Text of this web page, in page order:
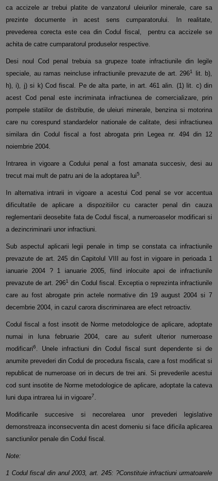
ca accizele ar trebui platite de vanzatorul uleiurilor minerale, care sa
prezinte documente in acest sens cumparatorului. In realitate,
prevederea corecta este cea din Codul fiscal,
pentru ca accizele se
achita de catre cumparatorul produselor respective.
Desi noul Cod penal trebuia sa grupeze toate infractiunile din legile
speciale, au ramas neincluse infractiunile prevazute de art. 2961
lit. b),
h), i), j) si k) Cod fiscal. Pe de alta parte, in art. 461 alin. (1) lit. c) din
acest Cod penal este incriminata infractiunea de comercializare, prin
pompele statiilor de distributie, de uleiuri minerale, benzina si motorina
care nu corespund standardelor nationale de calitate, desi infractiunea
similara din Codul fiscal a fost abrogata prin Legea nr. 494 din 12
noiembrie 2004.
Intrarea in vigoare a Codului penal a fost amanata succesiv, desi au
trecut mai mult de patru ani de la adoptarea lui5.
In alternativa intrarii in vigoare a acestui Cod penal se vor accentua
dificultatile de aplicare a dispozitiilor cu caracter penal din cauza
reglementarii deosebite fata de Codul fiscal, a numeroaselor modificari si
a dezincriminarii unor infractiuni.
Sub aspectul aplicarii legii penale in timp se constata ca infractiunile
prevazute de art. 245 din Capitolul VIII au fost in vigoare in perioada 1
ianuarie 2004 ? 1 ianuarie 2005, fiind inlocuite apoi de infractiunile
prevazute de art. 2961 din Codul fiscal. Exceptia o reprezinta infractiunile
care au fost abrogate prin actele normative din 19 august 2004 si 7
decembrie 2004, in cazul carora discriminarea are efect retroactiv.
Codul fiscal a fost insotit de Norme metodologice de aplicare, adoptate
numai in luna februarie 2004, care au suferit ulterior numeroase
modificari6. Unele infractiuni din Codul fiscal sunt dependente si de
anumite prevederi din Codul de procedura fiscala, care a fost modificat si
republicat de numeroase ori in decurs de trei ani. Si prevederile acestui
cod sunt insotite de Norme metodologice de aplicare, adoptate la cateva
luni dupa intrarea lui in vigoare7.
Modificarile succesive si necorelarea unor prevederi legislative
demonstreaza inconsecventa din acest domeniu si face dificila aplicarea
sanctiunilor penale din Codul fiscal.
Note:
1 Codul fiscal din anul 2003, art. 245: ?Constituie infractiuni urmatoarele